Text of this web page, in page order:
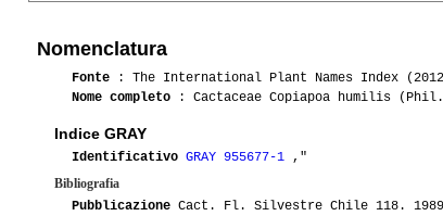
Nomenclatura
Fonte : The International Plant Names Index
Nome completo : Cactaceae Copiapoa humilis
Indice GRAY
Identificativo GRAY 955677-1 ,"
Bibliografia
Pubblicazione Cact. Fl. Silvestre Chile 118. 1989